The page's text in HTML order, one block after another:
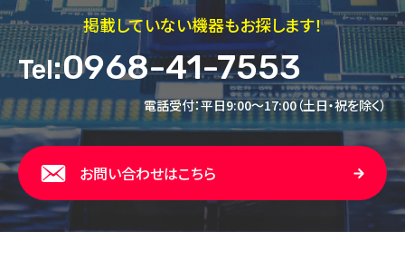
掲載していない機器もお探します！
Tel:0968-41-7553
電話受付：平日9:00～17:00（土日・祝を除く）
お問い合わせはこちら